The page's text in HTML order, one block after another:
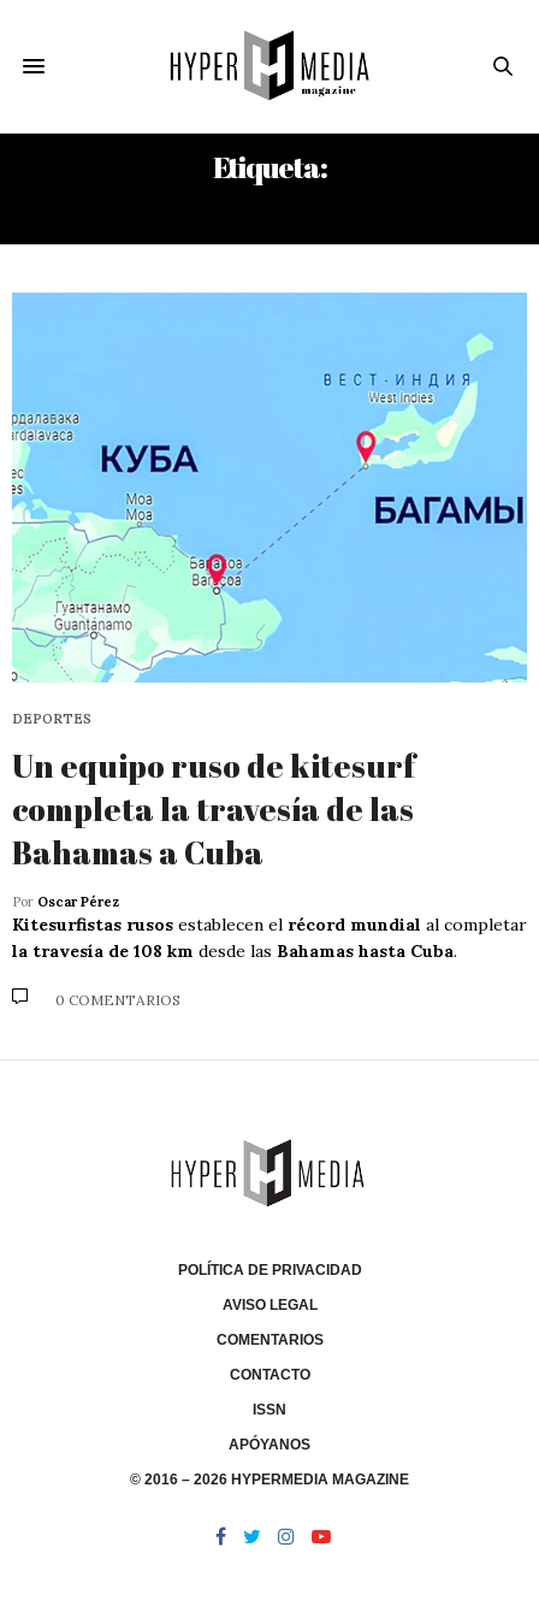
Etiqueta:
DEPORTES
Un equipo ruso de kitesurf
completa la travesía de las
Bahamas a Cuba
Por Oscar Pérez
Kitesurfistas rusos establecen el récord mundial al completar
la travesía de 108 km desde las Bahamas hasta Cuba.
0 COMENTARIOS
POLÍTICA DE PRIVACIDAD
AVISO LEGAL
COMENTARIOS
CONTACTO
ISSN
APÓYANOS
© 2016 – 2026 HYPERMEDIA MAGAZINE